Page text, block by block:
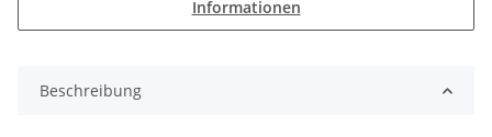
Informationen
Beschreibung